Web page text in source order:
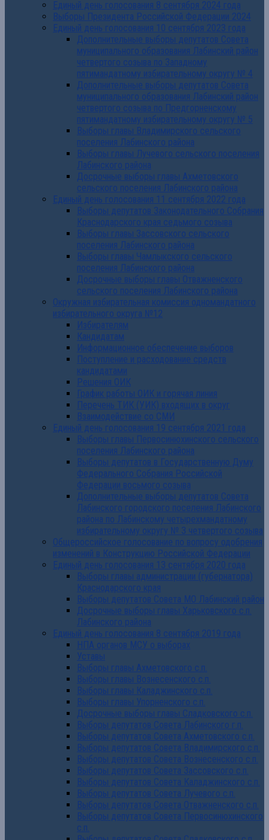
Единый день голосования 8 сентября 2024 года
Выборы Президента Российской Федерации 2024
Единый день голосования 10 сентября 2023 года
Дополнительные выборы депутатов Совета
муниципального образования Лабинский район
четвертого созыва по Западному
пятимандатному избирательному округу № 4
Дополнительные выборы депутатов Совета
муниципального образования Лабинский район
четвертого созыва по Предгорненскому
пятимандатному избирательному округу № 5
Выборы главы Владимирского сельского
поселения Лабинского района
Выборы главы Лучевого сельского поселения
Лабинского района
Досрочные выборы главы Ахметовского
сельского поселения Лабинского района
Единый день голосования 11 сентября 2022 года
Выборы депутатов Законодательного Собрания
Краснодарского края седьмого созыва
Выборы главы Зассовского сельского
поселения Лабинского района
Выборы главы Чамлыкского сельского
поселения Лабинского района
Досрочные выборы главы Отважненского
сельского поселения Лабинского района
Окружная избирательная комиссия одномандатного
избирательного округа №12
Избирателям
Кандидатам
Информационное обеспечение выборов
Поступление и расходование средств
кандидатами
Решения ОИК
График работы ОИК и горячая линия
Перечень ТИК (УИК) входящих в округ
Взаимодействие со СМИ
Единый день голосования 19 сентября 2021 года
Выборы главы Первосинюхинского сельского
поселения Лабинского района
Выборы депутатов в Государственную Думу
Федерального Собрания Российской
Федерации восьмого созыва
Дополнительные выборы депутатов Совета
Лабинского городского поселения Лабинского
района по Лабинскому четырехмандатному
избирательному округу № 3 четвертого созыва
Общероссийское голосование по вопросу одобрения
изменений в Конструкцию Российской Федерации
Единый день голосования 13 сентября 2020 года
Выборы главы администрации (губернатора)
Краснодарского края
Выборы депутатов Совета МО Лабинский район
Досрочные выборы главы Харьковского с.п.
Лабинского района
Единый день голосования 8 сентября 2019 года
НПА органов МСУ о выборах
Уставы
Выборы главы Ахметовского с.п.
Выборы главы Вознесенского с.п.
Выборы главы Каладжинского с.п.
Выборы главы Упорненского с.п.
Досрочные выборы главы Сладковского с.п.
Выборы депутатов Совета Лабинского г.п.
Выборы депутатов Совета Ахметовского с.п.
Выборы депутатов Совета Владимирского с.п.
Выборы депутатов Совета Вознесенского с.п.
Выборы депутатов Совета Зассовского с.п.
Выборы депутатов Совета Каладжинского с.п.
Выборы депутатов Совета Лучевого с.п.
Выборы депутатов Совета Отважненского с.п.
Выборы депутатов Совета Первосинюхинского
с.п.